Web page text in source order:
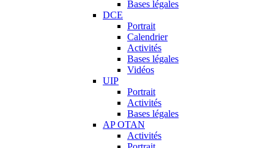
Bases légales
DCE
Portrait
Calendrier
Activités
Bases légales
Vidéos
UIP
Portrait
Activités
Bases légales
AP OTAN
Activités